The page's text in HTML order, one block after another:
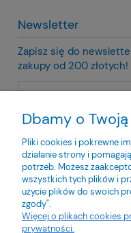
Newsletter
Zapisz się do
zakupy od 200 złotych!
Twoje dane będą
prywatności
Dbamy o
Pliki cookies i pokrewne
działanie strony i
potrzeb. Możesz
wszystkich tych plików i
użycie plików do swoich
zgody".
Więcej o plikach cookies
prywatności.